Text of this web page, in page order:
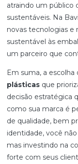
atraindo um público
sustentáveis. Na
novas tecnologias e
sustentável às
um parceiro que
Em suma, a escolha
plásticas que
decisão estratégica
como sua marca é
de qualidade, bem
identidade, você
mas investindo na
forte com seus